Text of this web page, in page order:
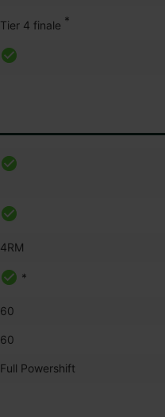
Tier 4 finale *
4RM
*
60
60
Full Powershift